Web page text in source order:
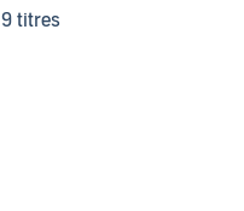
9 titres